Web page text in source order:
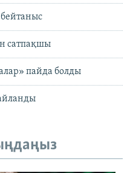
сатпақшы
пайда болды